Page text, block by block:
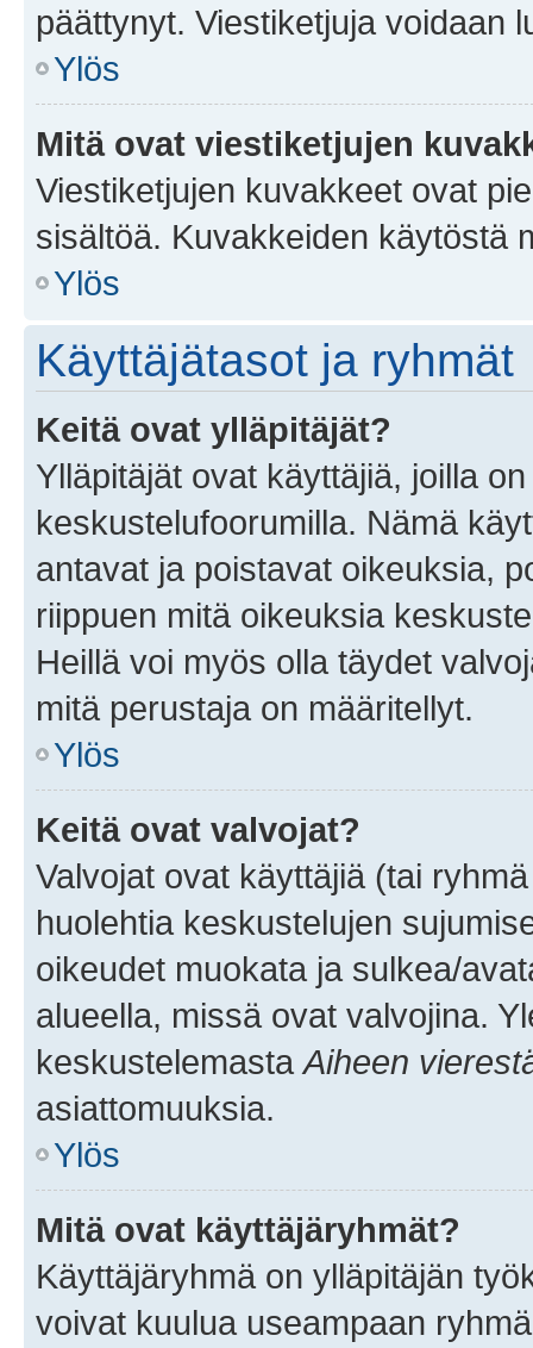
päättynyt. Viestiketjuja voidaan
Ylös
Mitä ovat viestiketjujen
Viestiketjujen kuvakkeet ovat
sisältöä. Kuvakkeiden käytöstä
Ylös
Käyttäjätasot ja ryhmät
Keitä ovat ylläpitäjät?
Ylläpitäjät ovat käyttäjiä, joilla
keskustelufoorumilla. Nämä
antavat ja poistavat oikeuksia,
riippuen mitä oikeuksia
Heillä voi myös olla täydet
mitä perustaja on määritellyt.
Ylös
Keitä ovat valvojat?
Valvojat ovat käyttäjiä (tai
huolehtia keskustelujen
oikeudet muokata ja sulkea/
alueella, missä ovat valvojina.
keskustelemasta Aiheen
asiattomuuksia.
Ylös
Mitä ovat käyttäjäryhmät?
Käyttäjäryhmä on ylläpitäjän
voivat kuulua useampaan